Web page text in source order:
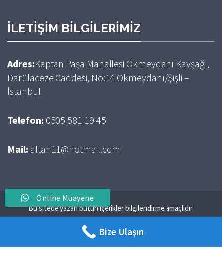
İLETIŞIM BILGILERIMIZ
Adres:Kaptan Paşa Mahallesi Okmeydanı Kavşağı,
Darülaceze Caddesi, No:14 Okmeydanı/Şişli –
İstanbul
Telefon: 0505 581 19 45
Mail: altan11@hotmail.com
Bu sitede yazan bütün içerikler bilgilendirme amaçlıdır.
Online Muayene
Bize Ulaşın